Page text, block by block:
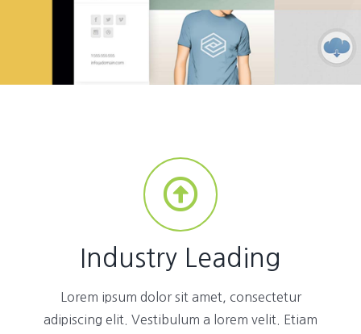
Industry Leading
Lorem ipsum dolor sit amet, consectetur
adipiscing elit. Vestibulum a lorem velit. Etiam